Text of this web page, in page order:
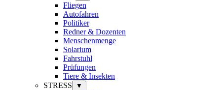
Fliegen
Autofahren
Politiker
Redner & Dozenten
Menschenmenge
Solarium
Fahrstuhl
Prüfungen
Tiere & Insekten
STRESS
▼